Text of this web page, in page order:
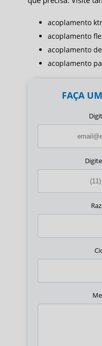
acoplamento ktr
acoplamento
acoplamento
acoplamento
FAÇA